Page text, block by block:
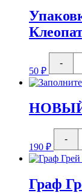
ГОД
50 ₽
-
НОВЫЙ
190 ₽
-
в
Граф